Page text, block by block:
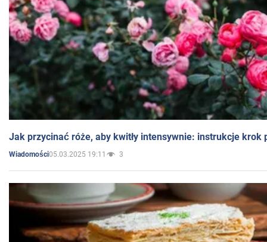
Jak przycinać róże, aby kwitły intensywnie: instrukcje krok
Wiadomości05.03.2025 19:11 3